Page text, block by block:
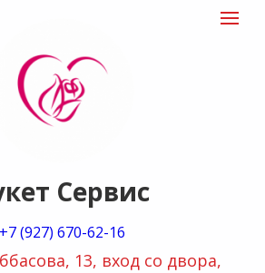
"Букет
сервис"
Сервис
+7 (927) 670-62-16
13, вход со двора,
Toggle